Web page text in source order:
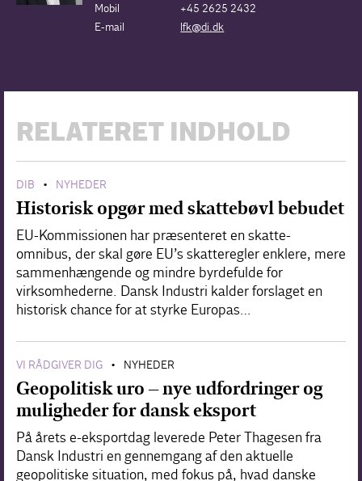
Mobil
+45 2625 2432
E-mail
lfk@di.dk
RELATERET INDHOLD
DIB • NYHEDER
Historisk opgør med skattebøvl bebudet
EU-Kommissionen har præsenteret en skatte-
omnibus, der skal gøre EU’s skatteregler enklere, mere
sammenhængende og mindre byrdefulde for
virksomhederne. Dansk Industri kalder forslaget en
historisk chance for at styrke Europas…
VI RÅDGIVER DIG • NYHEDER
Geopolitisk uro – nye udfordringer og
muligheder for dansk eksport
På årets e-eksportdag leverede Peter Thagesen fra
Dansk Industri en gennemgang af den aktuelle
geopolitiske situation, med fokus på, hvad danske